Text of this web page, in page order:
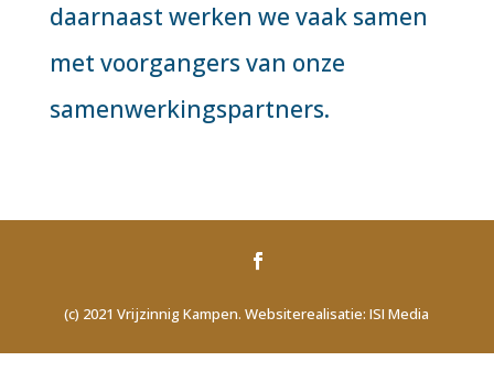
daarnaast werken we vaak samen
met voorgangers van onze
samenwerkingspartners.
(c) 2021 Vrijzinnig Kampen. Websiterealisatie: ISI Media